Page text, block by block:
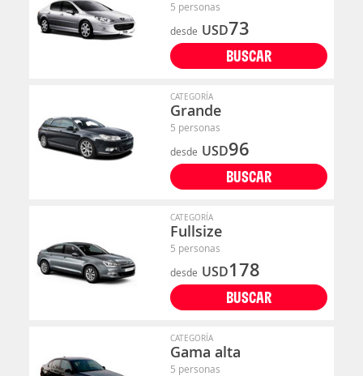
5 personas
desde USD73
BUSCAR
CATEGORÍA
Grande
5 personas
desde USD96
BUSCAR
CATEGORÍA
Fullsize
5 personas
desde USD178
BUSCAR
CATEGORÍA
Gama alta
5 personas